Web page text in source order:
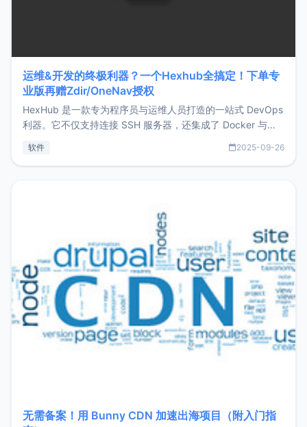
运维&开发的终极利器？一个Hexhub全搞定！下单专
业版再赠Zdir/OneNav授权
HexHub 是一款专为程序员与运维人员打造的一站式 DevOps
利器。它不仅支持连接 SSH 服务器，还集成了 Docker 与常
件间频繁切换，仅凭 HexHub 即可同时搞定运维与数据库操
软件 2025-09-26
无需备案！用 Bunny CDN 加速出海项目（附入门指